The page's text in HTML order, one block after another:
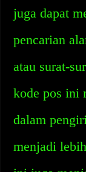
juga dapat
pencarian
atau surat-
kode pos ini
dalam
menjadi